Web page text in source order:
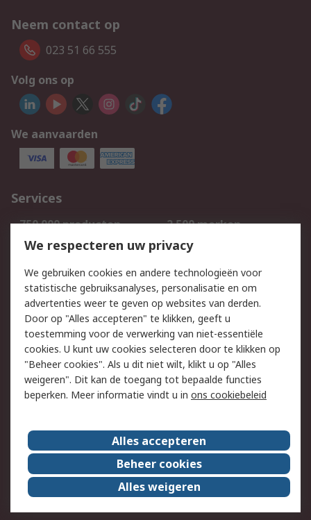
Neem contact op
023 51 66 555
Volg ons op
We aanvaarden
Services
750.000 producten
2.500 merken
Bestellen
Inkoopoplossingen
Track & Trace
Wettelijk
Cookiebeleid
Email veiligheid
Privacybeleid
Websitevoorwaarden
Algemene
verkoopvoorwaarden
Over RS
RS Group
Over ons
RS wereldwijd
Werken bij RS
ESG
We respecteren uw privacy
We gebruiken cookies en andere technologieën voor
statistische gebruiksanalyses, personalisatie en om
advertenties weer te geven op websites van derden.
Door op "Alles accepteren" te klikken, geeft u
toestemming voor de verwerking van niet-essentiële
cookies. U kunt uw cookies selecteren door te klikken op
"Beheer cookies". Als u dit niet wilt, klikt u op "Alles
weigeren". Dit kan de toegang tot bepaalde functies
beperken. Meer informatie vindt u in ons cookiebeleid
Alles accepteren
Beheer cookies
Alles weigeren